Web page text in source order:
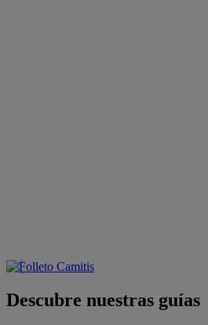
Nueva app
Todo en tu móvil